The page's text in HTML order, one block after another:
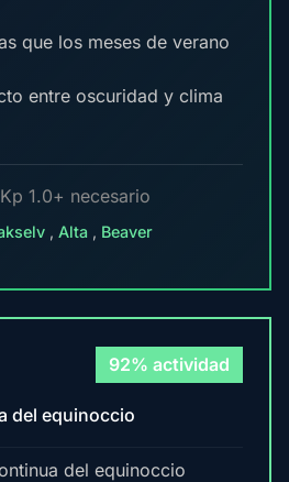
que los meses de verano
entre oscuridad y clima
Kp 1.0+ necesario
, Alta , Beaver
92% actividad
del equinoccio
del equinoccio